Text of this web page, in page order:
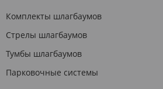
Комплекты шлагбаумов
Стрелы шлагбаумов
Тумбы шлагбаумов
Парковочные системы